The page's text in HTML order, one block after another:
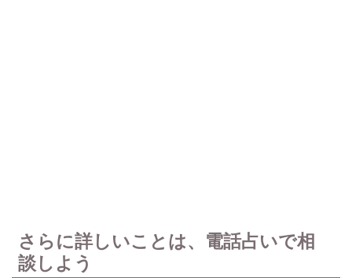
さらに詳しいことは、電話占いで相
談しよう